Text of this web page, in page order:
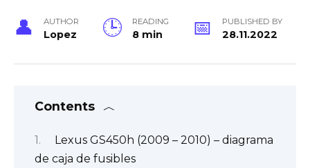
AUTHOR
Lopez
READING
8 min
PUBLISHED BY
28.11.2022
Contents
Lexus GS450h (2009 – 2010) – diagrama
de caja de fusibles